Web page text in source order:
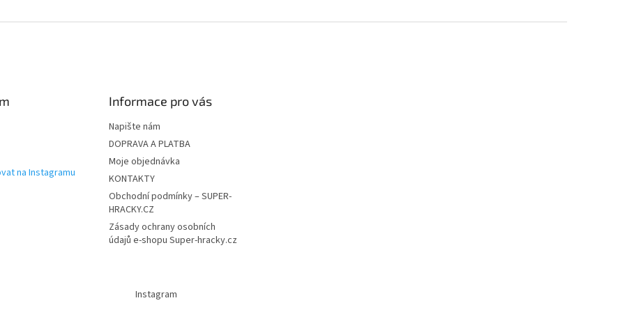
na Instagramu
Informace pro vás
Napište nám
DOPRAVA A PLATBA
Moje objednávka
KONTAKTY
Obchodní podmínky – SUPER-
HRACKY.CZ
Zásady ochrany osobních
údajů e-shopu Super-hracky.cz
Instagram